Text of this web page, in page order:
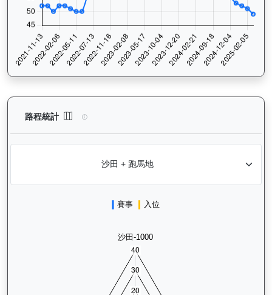
路程統計 越駿知己（G033）— 路程統計分析：查看香港